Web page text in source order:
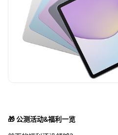
🎁 公测活动&福利一览